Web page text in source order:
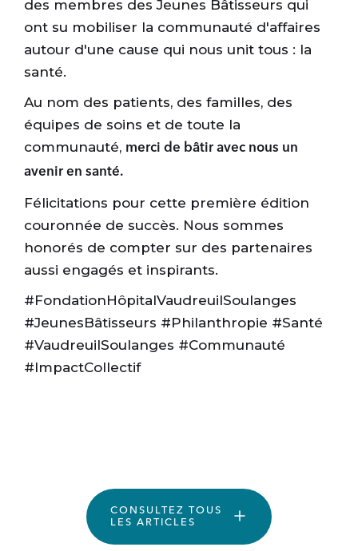
des membres des Jeunes Bâtisseurs qui
ont su mobiliser la communauté d'affaires
autour d'une cause qui nous unit tous : la
santé.
Au nom des patients, des familles, des
équipes de soins et de toute la
communauté, merci de bâtir avec nous un
avenir en santé.
Félicitations pour cette première édition
couronnée de succès. Nous sommes
honorés de compter sur des partenaires
aussi engagés et inspirants.
#FondationHôpitalVaudreuilSoulanges
#JeunesBâtisseurs #Philanthropie #Santé
#VaudreuilSoulanges #Communauté
#ImpactCollectif
CONSULTEZ TOUS
LES ARTICLES